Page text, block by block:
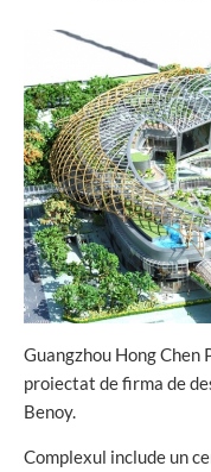
Guangzhou Hong Chen
proiectat de firma de
Benoy.
Complexul include un